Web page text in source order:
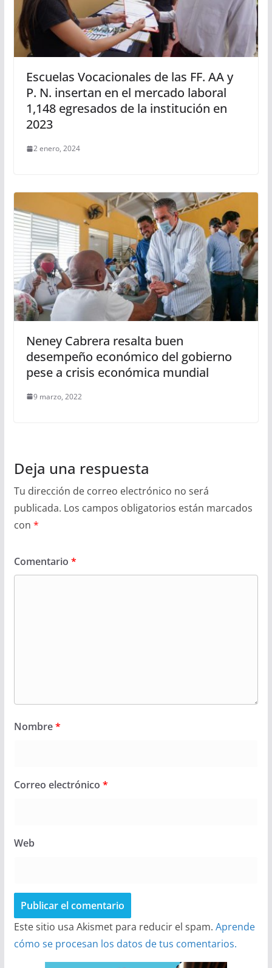
Escuelas Vocacionales de las FF. AA y
P. N. insertan en el mercado laboral
1,148 egresados de la institución en
2023
2 enero, 2024
Neney Cabrera resalta buen
desempeño económico del gobierno
pese a crisis económica mundial
9 marzo, 2022
Deja una respuesta
Tu dirección de correo electrónico no será
publicada. Los campos obligatorios están marcados
con *
Comentario *
Nombre*
Correo electrónico *
Web
Este sitio usa Akismet para reducir el spam. Aprende
cómo se procesan los datos de tus comentarios.